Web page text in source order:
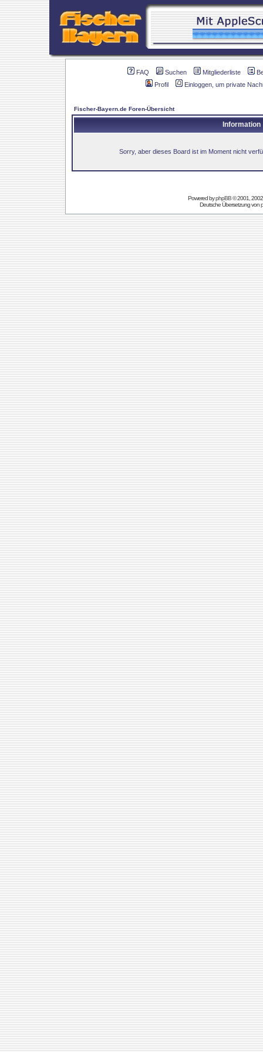
FAQ Suchen Mitgliederliste
Profil
Einloggen, um private
Fischer-Bayern.de Foren-Übersicht
Information
Sorry, aber dieses Board ist im Moment nicht
Powered byphpBB© 2001,
Deutsche Übersetzung von